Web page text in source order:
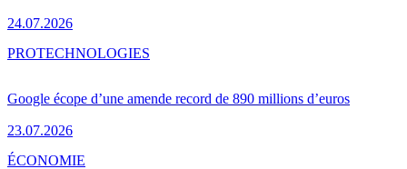
24.07.2026
Google écope d’une amende record de 890 millions d’euros
23.07.2026
PROTECHNOLOGIES
ÉCONOMIE